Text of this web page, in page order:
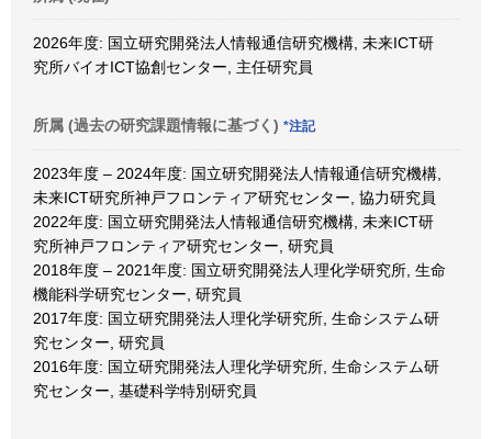
2026年度: 国立研究開発法人情報通信研究機構, 未来ICT研
究所バイオICT協創センター, 主任研究員
所属 (過去の研究課題情報に基づく) *注記
2023年度 – 2024年度: 国立研究開発法人情報通信研究機構,
未来ICT研究所神戸フロンティア研究センター, 協力研究員
2022年度: 国立研究開発法人情報通信研究機構, 未来ICT研
究所神戸フロンティア研究センター, 研究員
2018年度 – 2021年度: 国立研究開発法人理化学研究所, 生命
機能科学研究センター, 研究員
2017年度: 国立研究開発法人理化学研究所, 生命システム研
究センター, 研究員
2016年度: 国立研究開発法人理化学研究所, 生命システム研
究センター, 基礎科学特別研究員